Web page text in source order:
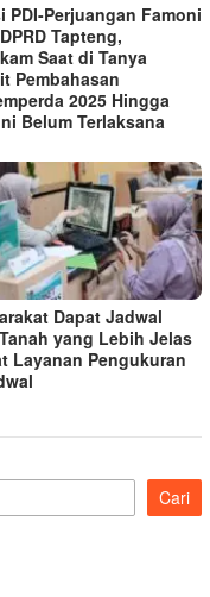
PDI-Perjuangan Famoni
Tapteng,
Saat di Tanya
Pembahasan
2025 Hingga
Belum Terlaksana
Dapat Jadwal
yang Lebih Jelas
Layanan Pengukuran
Cari